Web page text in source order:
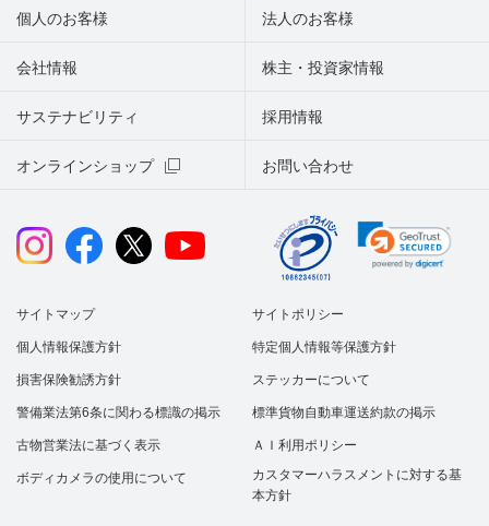
個人のお客様 法人のお客様
会社情報 株主・投資家情報
サステナビリティ
オンラインショップ お問い合わせ
採用情報
サイトマップ サイトポリシー
個人情報保護方針 特定個人情報等保護方針
損害保険勧誘方針 ステッカーについて
警備業法第6条に関わる標識の掲示 標準貨物自動車運送約款の掲示
古物営業法に基づく表示 ＡＩ利用ポリシー
ボディカメラの使用について
カスタマーハラスメントに対する基
本方針